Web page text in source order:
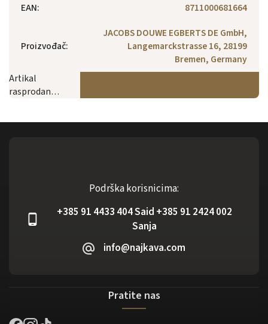
EAN: 8711000681664
Proizvođač:
JACOBS DOUWE EGBERTS DE GmbH,
Langemarckstrasse 16, 28199
Bremen, Germany
Artikal
rasprodan…
Podrška korisnicima:
+385 91 4433 404 Said +385 91 2424 002
Sanja
info@najkava.com
Pratite nas